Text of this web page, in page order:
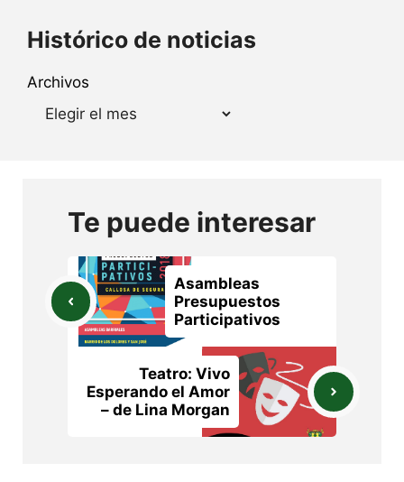
Histórico de noticias
Archivos
Te puede interesar
Asambleas
Presupuestos
Participativos
Teatro: Vivo
Esperando el Amor
– de Lina Morgan